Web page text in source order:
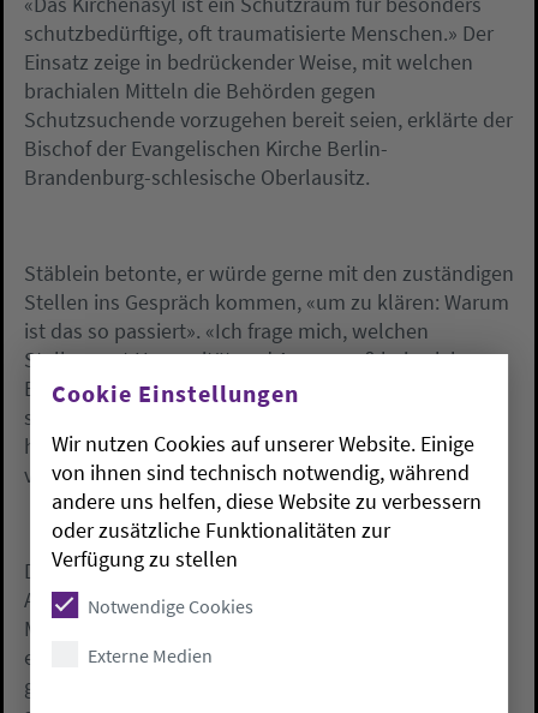
schutzbedürftige, oft traumatisierte Menschen.» Der
Einsatz zeige in bedrückender Weise, mit welchen
brachialen Mitteln die Behörden gegen
Schutzsuchende vorzugehen bereit seien, erklärte der
Bischof der Evangelischen Kirche Berlin-
Brandenburg-schlesische Oberlausitz.
Stäblein betonte, er würde gerne mit den zuständigen
Stellen ins Gespräch kommen, «um zu klären: Warum
ist das so passiert». «Ich frage mich, welchen
Stellenwert Humanität und Augenmaß bei solchen
Einsätzen eigentlich spielen.» Die evangelische Kirche
stehe zum Kirchenasyl. Es sei das letzte Mittel, um in
humanitären Härtefällen die Würde und die Rechte
von Menschen zu schützen, betonte Stäblein.
Die Polizei in Schwerin hatte wegen eines
Amtshilfegesuchs der Kieler Ausländerbehörde am
Mittwoch ein bestehendes Kirchenasyl in der
evangelischen Petrusgemeinde in Schwerin
gebrochen, um zwei erwachsene Söhne einer
Cookie Einstellungen
Wir nutzen Cookies auf unserer Website. Einige
von ihnen sind technisch notwendig, während
andere uns helfen, diese Website zu verbessern
oder zusätzliche Funktionalitäten zur
Verfügung zu stellen
Notwendige Cookies
Externe Medien